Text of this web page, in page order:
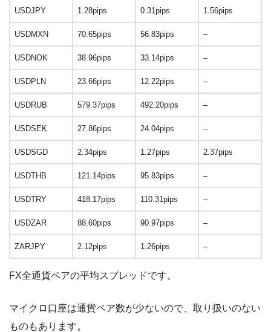
USDJPY 1.28pips 0.31pips 1.56pips
USDMXN 70.65pips 56.83pips –
USDNOK 38.96pips 33.14pips –
USDPLN 23.66pips 12.22pips –
USDRUB 579.37pips 492.20pips –
USDSEK 27.86pips 24.04pips –
USDSGD 2.34pips 1.27pips 2.37pips
USDTHB 121.14pips 95.83pips –
USDTRY 418.17pips 110.31pips –
USDZAR 88.60pips 90.97pips –
ZARJPY 2.12pips 1.26pips –
FX全通貨ペアの平均スプレッドです。
マイクロ口座は通貨ペア数が少ないので、取り扱いのない
ものもあります。